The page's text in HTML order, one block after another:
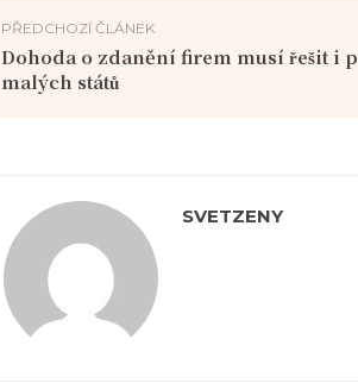
PŘEDCHOZÍ ČLÁNEK
Dohoda o zdanění firem musí řešit i
malých států
SVETZENY